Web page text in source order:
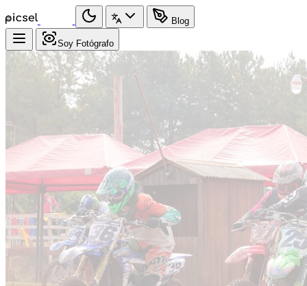
Blog
Soy Fotógrafo